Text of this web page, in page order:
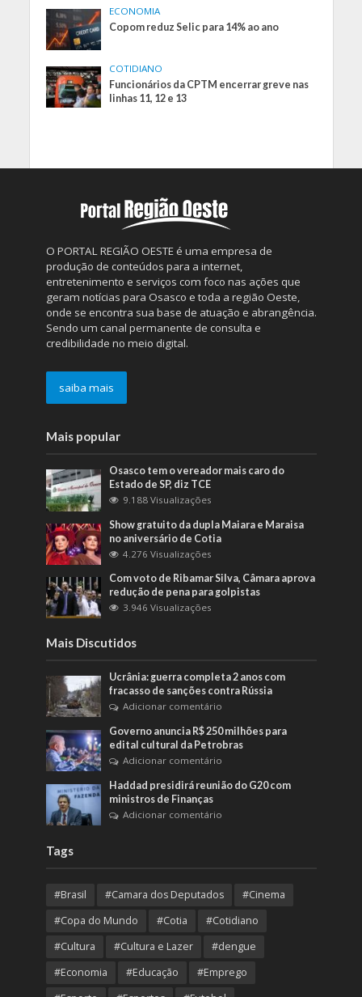
ECONOMIA
Copom reduz Selic para 14% ao ano
COTIDIANO
Funcionários da CPTM encerrar greve nas
linhas 11, 12 e 13
O PORTAL REGIÃO OESTE é uma empresa de
produção de conteúdos para a internet,
entretenimento e serviços com foco nas ações que
geram notícias para Osasco e toda a região Oeste,
onde se encontra sua base de atuação e abrangência.
Sendo um canal permanente de consulta e
credibilidade no meio digital.
saiba mais
Mais popular
Osasco tem o vereador mais caro do
Estado de SP, diz TCE
9.188 Visualizações
Show gratuito da dupla Maiara e Maraisa
no aniversário de Cotia
4.276 Visualizações
Com voto de Ribamar Silva, Câmara aprova
redução de pena para golpistas
3.946 Visualizações
Mais Discutidos
Ucrânia: guerra completa 2 anos com
fracasso de sanções contra Rússia
Adicionar comentário
Governo anuncia R$ 250 milhões para
edital cultural da Petrobras
Adicionar comentário
Haddad presidirá reunião do G20 com
ministros de Finanças
Adicionar comentário
Tags
#Brasil #Camara dos Deputados
#Cinema
#Copa do Mundo
#Cotia
#Cotidiano
#Cultura
#Cultura e Lazer
#dengue
#Economia
#Educação
#Emprego